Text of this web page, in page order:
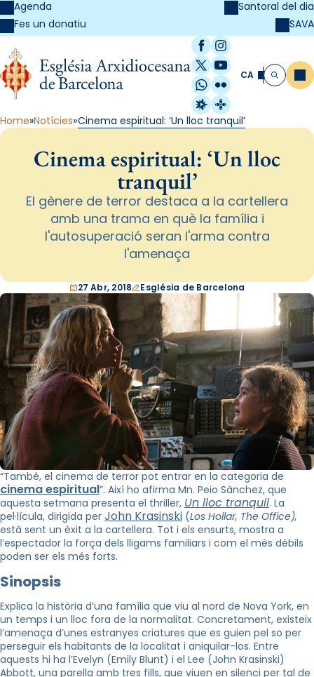
Agenda
Fes un donatiu
Santoral del dia
SAVA
Facebook
Instagram
X / Twitter
YouTube
WhatsApp
Flickr
Radio Estel
Catalunya
CA Cerca
Home Notícies Cinema espiritual: ‘Un lloc tranquil’
Cinema espiritual: ‘Un lloc
tranquil’
El gènere de terror destaca a la cartellera
amb una trama en què la família i
l'autosuperació seran l'arma contra
l'amenaça
27 Abr, 2018 Església de Barcelona
“També, el cinema de terror pot entrar en la categoria de
cinema espiritual”. Així ho afirma Mn. Peio Sànchez, que
aquesta setmana presenta el thriller, Un lloc tranquil. La
pel·lícula, dirigida per John Krasinski (Los Hollar, The Office),
està sent un èxit a la cartellera. Tot i els ensurts, mostra a
l’espectador la força dels lligams familiars i com el més dèbils
poden ser els més forts.
Sinopsis
Explica la història d’una família que viu al nord de Nova York, en
un temps i un lloc fora de la normalitat. Concretament, existeix
l’amenaça d’unes estranyes criatures que es guien pel so per
perseguir els habitants de la localitat i aniquilar-los. Entre
aquests hi ha l’Evelyn (Emily Blunt) i el Lee (John Krasinski)
Abbott, una parella amb tres fills, que viuen en silenci per tal de